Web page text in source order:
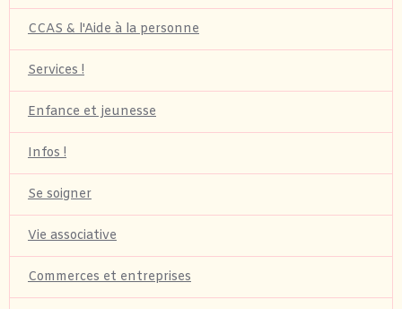
CCAS & l'Aide à la personne
Services !
Enfance et jeunesse
Infos !
Se soigner
Vie associative
Commerces et entreprises